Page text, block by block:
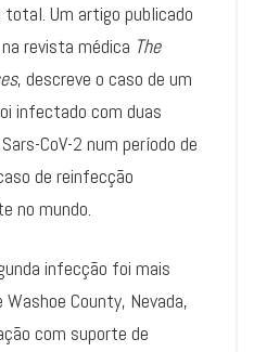
Um artigo publicado
revista médica The
, descreve o caso de um
infectado com duas
CoV-2 num período de
de reinfecção
no mundo.
infecção foi mais
County, Nevada,
com suporte de